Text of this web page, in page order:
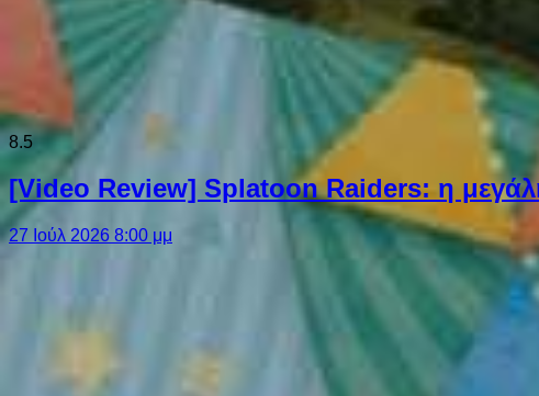
8.5
[Video Review] Splatoon Raiders: η
27 Ιούλ 2026 8:00 μμ